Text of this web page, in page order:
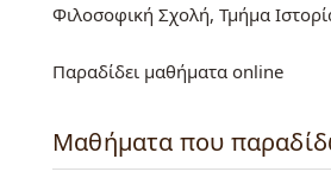
Φιλοσοφική Σχολή, Τμήμα
Παραδίδει μαθήματα online
Μαθήματα που